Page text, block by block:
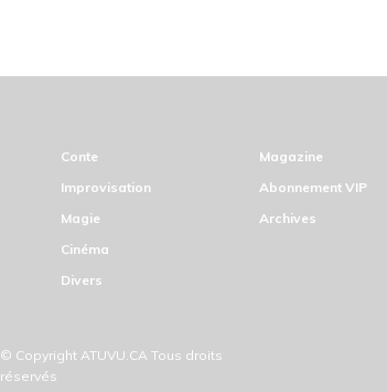
Conte
Improvisation
Magie
Cinéma
Divers
Magazine
Abonnement VIP
Archives
© Copyright ATUVU.CA Tous droits
réservés